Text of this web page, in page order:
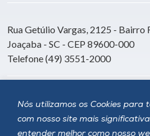
Nós utilizamos os Cookies para
com nosso site mais
entender melhor como nosso
Rua Getúlio Vargas, 2125 - Bairro
Joaçaba - SC - CEP 89600-000
Telefone (49) 3551-2000
Siga a Unoesc